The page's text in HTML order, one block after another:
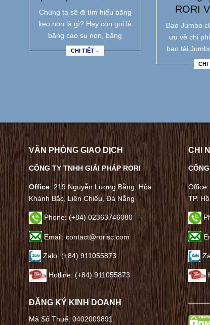
Chúng ta sẽ đi tìm hiểu băng
keo non là gì? Hay còn gọi là
băng cao su non, băng
CHI TIẾT→
RORI
Bao Jumbo
ưu về chi
bao tải
CHI
VĂN PHÒNG GIAO DỊCH
CÔNG TY TNHH GIẢI PHÁP RORI
Office: 219 Nguyễn Lương Bằng, Hòa
Khánh Bắc, Liên Chiểu, Đà Nẵng
Phone: (+84) 02363746080
Email: contact@rorisc.com
Zalo: (+84) 911055873
Hotline: (+84) 911055873
ĐĂNG KÝ KINH DOANH
Mã Số Thuế: 0402009891
CHI
TP.